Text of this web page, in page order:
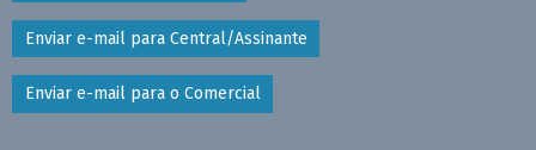
Enviar e-mail para Central/Assinante
Enviar e-mail para o Comercial